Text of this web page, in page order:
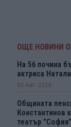
ОЩЕ НОВИНИ
На 56 почина
актриса
02 Авг. 2026
Общината
Константинов
театър "София"